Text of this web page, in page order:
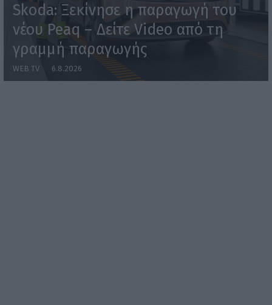
Skoda: Ξεκίνησε η παραγωγή του
νέου Peaq – Δείτε Video από τη
γραμμή παραγωγής
WEB TV 6.8.2026